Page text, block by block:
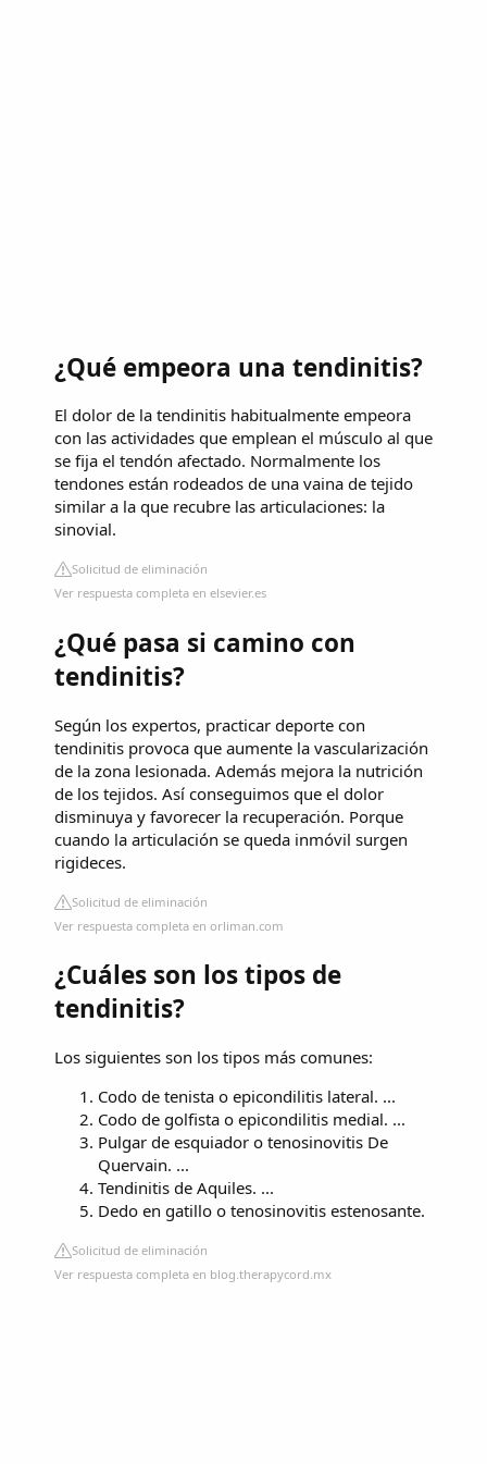
¿Qué empeora una tendinitis?
El dolor de la tendinitis habitualmente empeora
con las actividades que emplean el músculo al que
se fija el tendón afectado. Normalmente los
tendones están rodeados de una vaina de tejido
similar a la que recubre las articulaciones: la
sinovial.
Solicitud de eliminación
Ver respuesta completa en elsevier.es
¿Qué pasa si camino con
tendinitis?
Según los expertos, practicar deporte con
tendinitis provoca que aumente la vascularización
de la zona lesionada. Además mejora la nutrición
de los tejidos. Así conseguimos que el dolor
disminuya y favorecer la recuperación. Porque
cuando la articulación se queda inmóvil surgen
rigideces.
Solicitud de eliminación
Ver respuesta completa en orliman.com
¿Cuáles son los tipos de
tendinitis?
Los siguientes son los tipos más comunes:
Codo de tenista o epicondilitis lateral. ...
Codo de golfista o epicondilitis medial. ...
Pulgar de esquiador o tenosinovitis De
Quervain. ...
Tendinitis de Aquiles. ...
Dedo en gatillo o tenosinovitis estenosante.
Solicitud de eliminación
Ver respuesta completa en blog.therapycord.mx